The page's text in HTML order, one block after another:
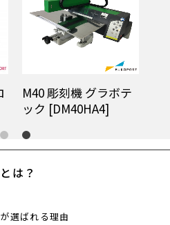
M40 彫刻機 グラボテ
ック [DM40HA4]
は？
選ばれる理由